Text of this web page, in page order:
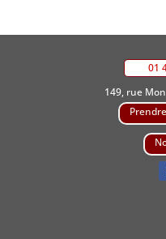
01
149, rue